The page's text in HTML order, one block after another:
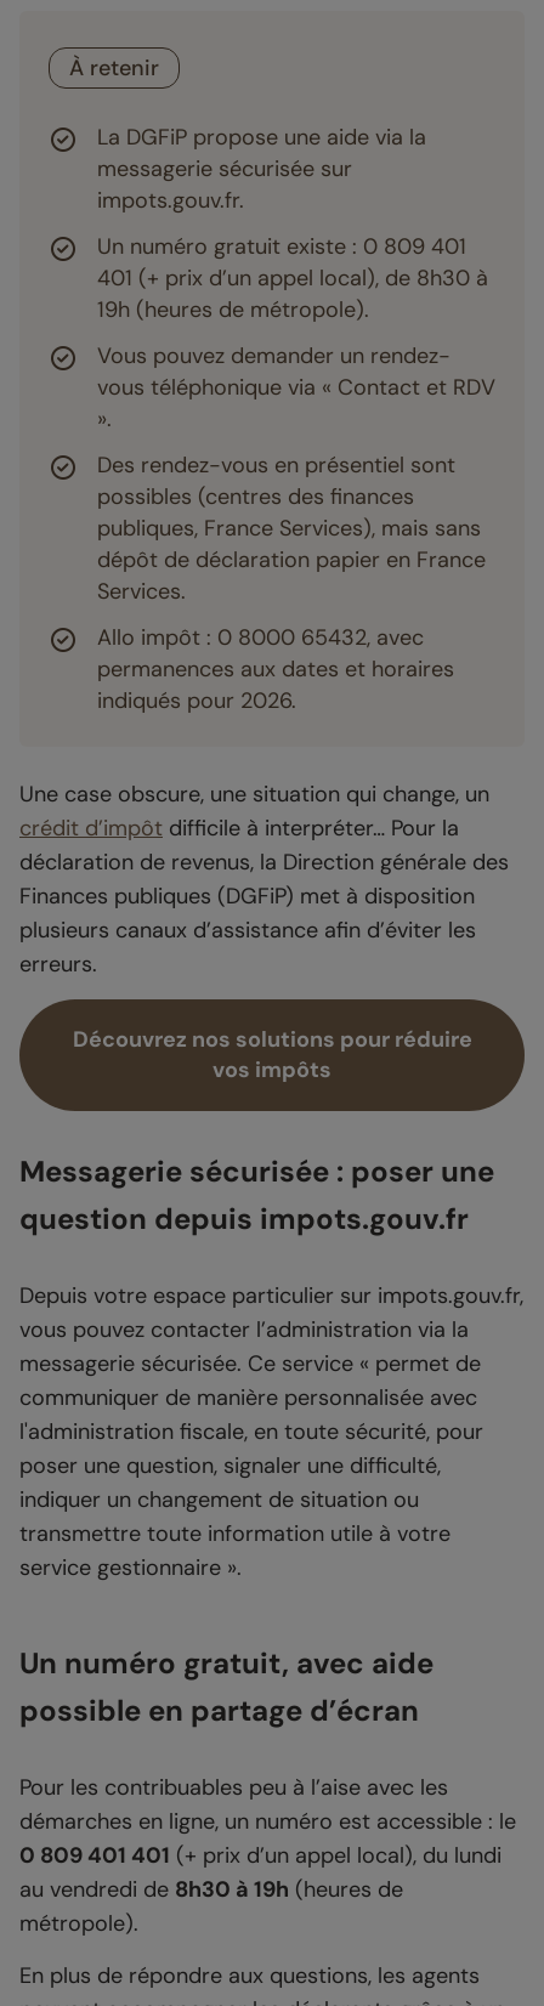
À retenir
La DGFiP propose une aide via la
messagerie sécurisée sur
impots.gouv.fr.
Un numéro gratuit existe : 0 809 401
401 (+ prix d’un appel local), de 8h30 à
19h (heures de métropole).
Vous pouvez demander un rendez-
vous téléphonique via « Contact et RDV
».
Des rendez-vous en présentiel sont
possibles (centres des finances
publiques, France Services), mais sans
dépôt de déclaration papier en France
Services.
Allo impôt : 0 8000 65432, avec
permanences aux dates et horaires
indiqués pour 2026.
Une case obscure, une situation qui change, un
crédit d’impôt difficile à interpréter… Pour la
déclaration de revenus, la Direction générale des
Finances publiques (DGFiP) met à disposition
plusieurs canaux d’assistance afin d’éviter les
erreurs.
Découvrez nos solutions pour réduire
vos impôts
Messagerie sécurisée : poser une
question depuis impots.gouv.fr
Depuis votre espace particulier sur impots.gouv.fr,
vous pouvez contacter l’administration via la
messagerie sécurisée. Ce service « permet de
communiquer de manière personnalisée avec
l'administration fiscale, en toute sécurité, pour
poser une question, signaler une difficulté,
indiquer un changement de situation ou
transmettre toute information utile à votre
service gestionnaire ».
Un numéro gratuit, avec aide
possible en partage d’écran
Pour les contribuables peu à l’aise avec les
démarches en ligne, un numéro est accessible : le
0 809 401 401 (+ prix d’un appel local), du lundi
au vendredi de 8h30 à 19h (heures de
métropole).
En plus de répondre aux questions, les agents